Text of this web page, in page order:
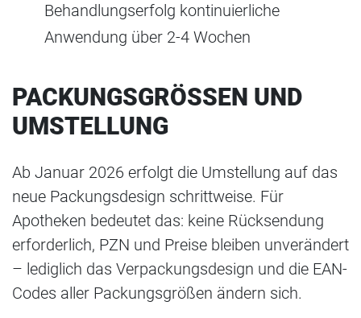
Behandlungserfolg kontinuierliche
Anwendung über 2-4 Wochen
PACKUNGSGRÖSSEN UND U
MSTELLUNG
Ab Januar 2026 erfolgt die Umstellung auf das
neue Packungsdesign schrittweise. Für
Apotheken bedeutet das: keine Rücksendung
erforderlich, PZN und Preise bleiben unverändert
– lediglich das Verpackungsdesign und die EAN-
Codes aller Packungsgrößen ändern sich.